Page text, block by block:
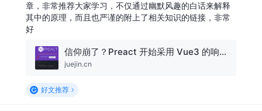
章，非常推荐大家学习，不仅通过幽默风趣的白话来解释
其中的原理，而且也严谨的附上了相关知识的链接，非常
好
信仰崩了？Preact 开始采用 Vue3 的响应式设计
juejin.cn
好文推荐